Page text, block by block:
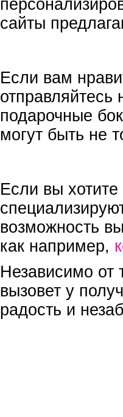
сайты
Если вам
подарочные
могут быть не
Если вы
возможность
как например,
Независимо от
вызовет у
радость и